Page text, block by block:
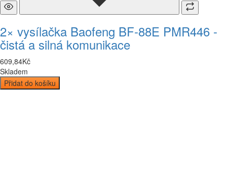
2× vysílačka Baofeng BF-88E PMR446 -
čistá a silná komunikace
609,84Kč
Skladem
Přidat do košíku